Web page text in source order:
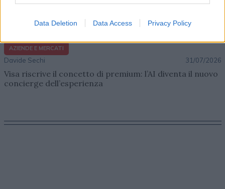
Data Deletion Data Access Privacy Policy
AZIENDE E MERCATI
Davide Sechi 31/07/2026
Visa riscrive il concetto di premium: l’AI diventa il nuovo
concierge dell’esperienza